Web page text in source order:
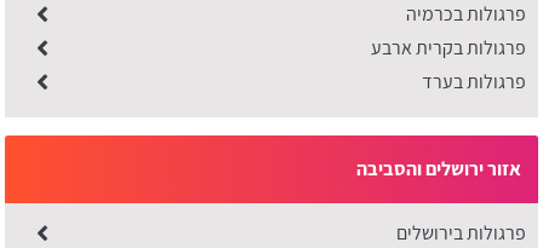
פרגולות בכרמיה
פרגולות בקרית ארבע
פרגולות בערד
אזור ירושלים והסביבה
פרגולות בירושלים